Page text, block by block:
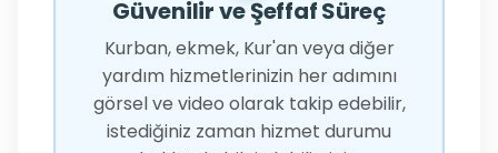
Güvenilir ve Şeffaf Süreç
Kurban, ekmek, Kur'an veya diğer
yardım hizmetlerinizin her adımını
görsel ve video olarak takip edebilir,
istediğiniz zaman hizmet durumu